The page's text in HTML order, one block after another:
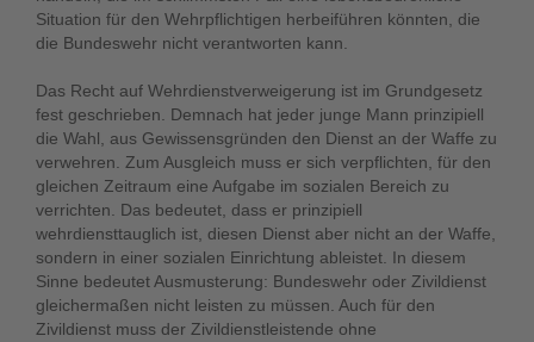
Situation für den Wehrpflichtigen herbeiführen könnten, die
die Bundeswehr nicht verantworten kann.
Das Recht auf Wehrdienstverweigerung ist im Grundgesetz
fest geschrieben. Demnach hat jeder junge Mann prinzipiell
die Wahl, aus Gewissensgründen den Dienst an der Waffe zu
verwehren. Zum Ausgleich muss er sich verpflichten, für den
gleichen Zeitraum eine Aufgabe im sozialen Bereich zu
verrichten. Das bedeutet, dass er prinzipiell
wehrdiensttauglich ist, diesen Dienst aber nicht an der Waffe,
sondern in einer sozialen Einrichtung ableistet. In diesem
Sinne bedeutet Ausmusterung: Bundeswehr oder Zivildienst
gleichermaßen nicht leisten zu müssen. Auch für den
Zivildienst muss der Zivildienstleistende ohne